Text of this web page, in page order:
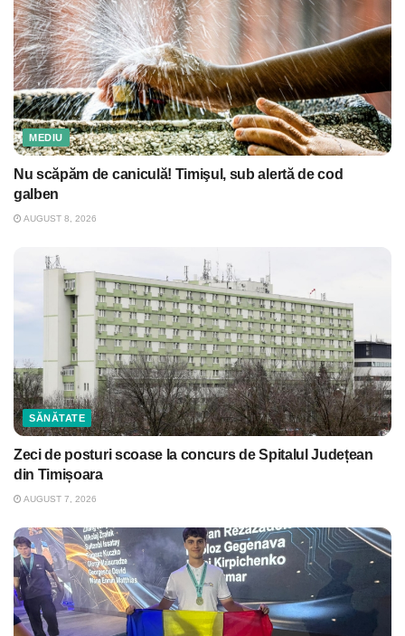
MEDIU
Nu scăpăm de caniculă! Timişul, sub alertă de cod
galben
AUGUST 8, 2026
SĂNĂTATE
Zeci de posturi scoase la concurs de Spitalul Județean
din Timișoara
AUGUST 7, 2026